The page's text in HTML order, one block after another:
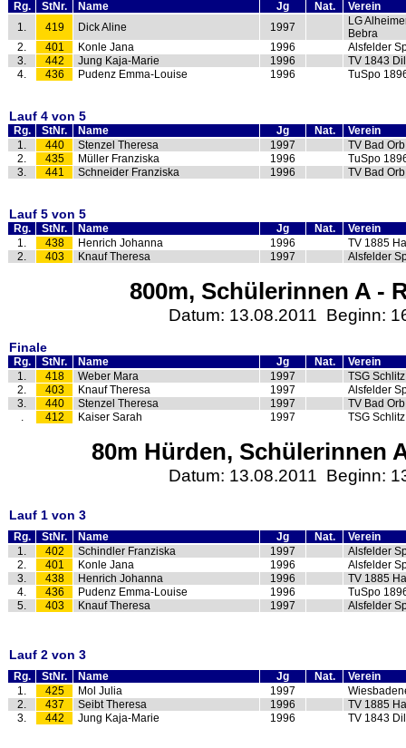
Rg. StNr. Name Jg Nat.
Verein
1.
419 Dick Aline 1997
LG
Bebra
2.
401 Konle Jana 1996
Alsfelder
3.
442 Jung Kaja-Marie 1996
TV 1843
4.
436 Pudenz Emma-Louise 1996 TuSpo
Lauf 4 von 5
Rg. StNr. Name Jg Nat.
Verein
1.
440 Stenzel Theresa 1997
TV Bad
2.
435 Müller Franziska 1996
TuSpo
3.
441 Schneider Franziska 1996 TV Bad
Lauf 5 von 5
Rg. StNr. Name Jg Nat.
Verein
1.
438 Henrich Johanna 1996
TV 1885
2.
403 Knauf Theresa 1997 Alsfelder
800m, Schülerinnen A -
Datum: 13.08.2011 Beginn:
Finale
Rg. StNr. Name Jg Nat.
Verein
1.
418 Weber Mara 1997
TSG Schlitz
2.
403 Knauf Theresa 1997
Alsfelder
3.
440 Stenzel Theresa 1997
TV Bad
.
412 Kaiser Sarah 1997 TSG Schlitz
80m Hürden, Schülerinnen
Datum: 13.08.2011 Beginn:
Lauf 1 von 3
Rg. StNr. Name Jg Nat.
Verein
1.
402 Schindler Franziska 1997
Alsfelder
2.
401 Konle Jana 1996
Alsfelder
3.
438 Henrich Johanna 1996
TV 1885
4.
436 Pudenz Emma-Louise 1996
TuSpo
5.
403 Knauf Theresa 1997 Alsfelder
Lauf 2 von 3
Rg. StNr. Name Jg Nat.
Verein
1.
425 Mol Julia 1997
2.
437 Seibt Theresa 1996
TV 1885
3.
442 Jung Kaja-Marie 1996 TV 1843